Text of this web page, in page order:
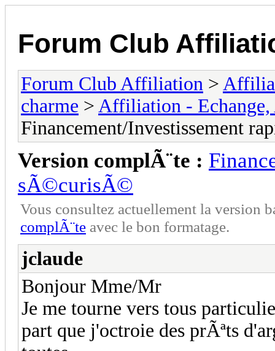
Forum Club
Forum Club Affiliation >
charme > Affiliation - Echange,
Financement/Investissement
Version complÃ¨te :
sÃ©curisÃ©
Vous consultez actuellement la
complÃ¨te avec le bon formatage.
jclaude
Bonjour Mme/Mr
Je me tourne vers tous
part que j'octroie des prÃªts